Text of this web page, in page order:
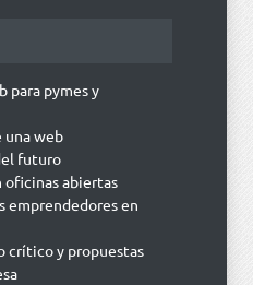
para pymes y
una web
futuro
oficinas abiertas
emprendedores en
crítico y propuestas